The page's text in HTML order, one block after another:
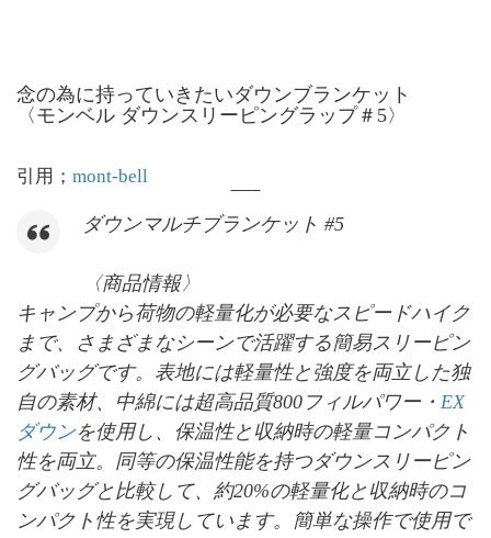
念の為に持っていきたいダウンブランケット
〈モンベル ダウンスリーピングラップ＃5〉
引用； mont-bell
ダウンマルチブランケット #5
〈商品情報〉
キャンプから荷物の軽量化が必要なスピードハイク
まで、さまざまなシーンで活躍する簡易スリーピン
グバッグです。表地には軽量性と強度を両立した独
自の素材、中綿には超高品質800フィルパワー・ EX
ダウンを使用し、保温性と収納時の軽量コンパクト
性を両立。同等の保温性能を持つダウンスリーピン
グバッグと比較して、約20%の軽量化と収納時のコ
ンパクト性を実現しています。簡単な操作で使用で